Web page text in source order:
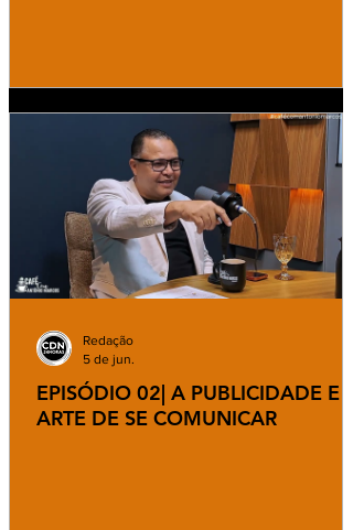
EPISÓDIO 02| A PUBLICIDADE E A
ARTE DE SE COMUNICAR
Redação
5 de jun.